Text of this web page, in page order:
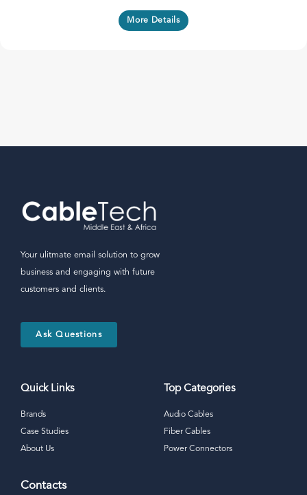
More Details
Your ulitmate email solution to grow
business and engaging with future
customers and clients.
Ask Questions
Quick Links
Brands
Case Studies
About Us
Top Categories
Audio Cables
Fiber Cables
Power Connectors
Contacts